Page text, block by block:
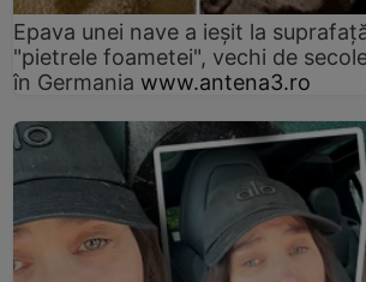
Epava unei nave a ieșit la
"pietrele foametei", vechi de
în Germania www.antena3.ro